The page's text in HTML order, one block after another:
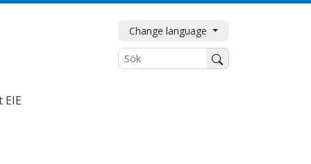
Sök
Change language
EIE